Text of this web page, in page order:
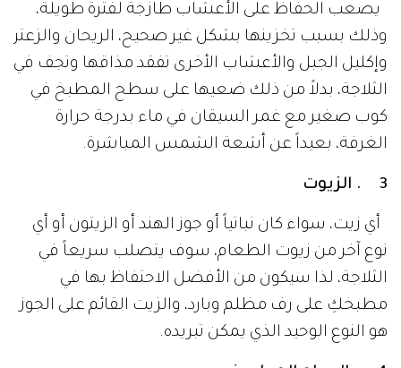
يصعب الحفاظ على الأعشاب طازجة لفترة طويلة،
وذلك بسبب تخزينها بشكل غير صحيح، الريحان والزعتر
وإكليل الجبل والأعشاب الأخرى تفقد مذاقها وتجف في
الثلاجة، بدلاً من ذلك ضعيها على سطح المطبخ في
كوب صغير مع غمر السيقان في ماء بدرجة حرارة
الغرفة، بعيداً عن أشعة الشمس المباشرة.
3 . الزيوت
أي زيت، سواء كان نباتياً أو جوز الهند أو الزيتون أو أي
نوع آخر من زيوت الطعام، سوف يتصلب سريعاً في
الثلاجة، لذا سيكون من الأفضل الاحتفاظ بها في
مطبخكِ على رف مظلم وبارد، والزيت القائم على الجوز
هو النوع الوحيد الذي يمكن تبريده.